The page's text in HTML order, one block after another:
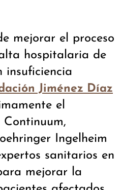
mejorar el proceso
hospitalaria de
insuficiencia
Jiménez Díaz
el
Ingelheim
sanitarios en
mejorar la